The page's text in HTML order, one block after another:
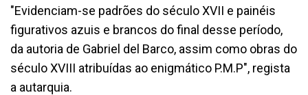
"Evidenciam-se padrões do século XVII e painéis
figurativos azuis e brancos do final desse período,
da autoria de Gabriel del Barco, assim como obras do
século XVIII atribuídas ao enigmático P.M.P", regista
a autarquia.